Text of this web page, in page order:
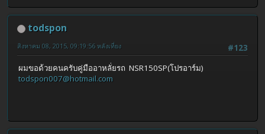
todspon
#123
สิงหาคม 08, 2015, 09:19:56 หลังเที่ยง
ผมขอด้วยคนครับคู่มืออาหลั่ยรถ NSR150SP(โปรอาร์ม)
todspon007@hotmail.com